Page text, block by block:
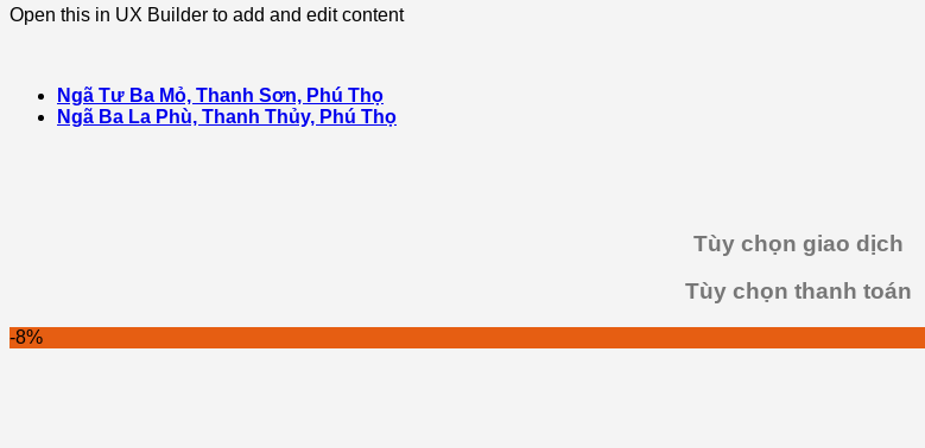
Open this in UX Builder to add and edit content
Ngã Tư Ba Mỏ, Thanh Sơn, Phú Thọ
Ngã Ba La Phù, Thanh Thủy, Phú Thọ
Tùy chọn giao dịch
Tùy chọn thanh toán
-8%